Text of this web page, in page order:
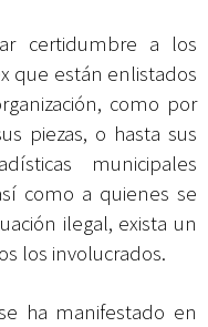
certidumbre a los
que están enlistados
como por
piezas, o hasta sus
municipales
como a quienes se
ilegal, exista un
los involucrados.
ha manifestado en